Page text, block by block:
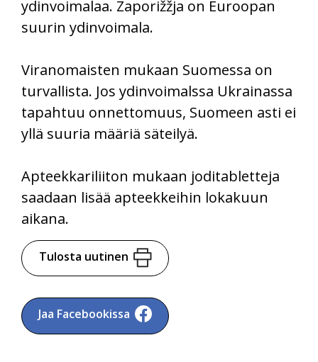
ydinvoimalaa. Zaporižžja on Euroopan
suurin ydinvoimala.
Viranomaisten mukaan Suomessa on
turvallista. Jos ydinvoimalssa Ukrainassa
tapahtuu onnettomuus, Suomeen asti ei
yllä suuria määriä säteilyä.
Apteekkariliiton mukaan joditabletteja
saadaan lisää apteekkeihin lokakuun
aikana.
Tulosta uutinen
Jaa Facebookissa